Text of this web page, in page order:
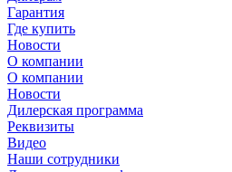
Гарантия
Где купить
Новости
О компании
О компании
Новости
Дилерская программа
Реквизиты
Видео
Наши сотрудники